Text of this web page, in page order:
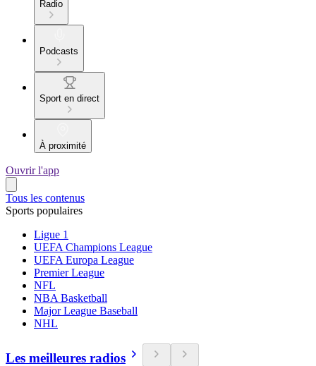
Radio
Podcasts
Sport en direct
À proximité
Ouvrir l'app
Tous les contenus
Sports populaires
Ligue 1
UEFA Champions League
UEFA Europa League
Premier League
NFL
NBA Basketball
Major League Baseball
NHL
Les meilleures radios